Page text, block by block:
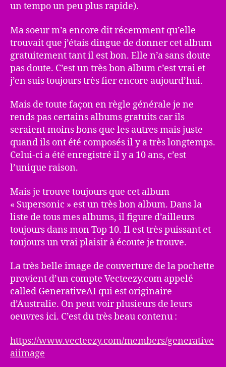
un tempo un peu plus rapide).
Ma soeur m’a encore dit récemment qu’elle
trouvait que j’étais dingue de donner cet album
gratuitement tant il est bon. Elle n’a sans doute
pas doute. C’est un très bon album c’est vrai et
j’en suis toujours très fier encore aujourd’hui.
Mais de toute façon en règle générale je ne
rends pas certains albums gratuits car ils
seraient moins bons que les autres mais juste
quand ils ont été composés il y a très longtemps.
Celui-ci a été enregistré il y a 10 ans, c’est
l’unique raison.
Mais je trouve toujours que cet album
« Supersonic » est un très bon album. Dans la
liste de tous mes albums, il figure d’ailleurs
toujours dans mon Top 10. Il est très puissant et
toujours un vrai plaisir à écoute je trouve.
La très belle image de couverture de la pochette
provient d’un compte Vecteezy.com appelé
called GenerativeAI qui est originaire
d’Australie. On peut voir plusieurs de leurs
oeuvres ici. C’est du très beau contenu :
https://www.vecteezy.com/members/generative
aiimage